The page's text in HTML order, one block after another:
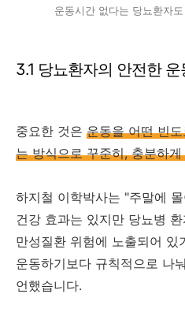
운동시간 없다는 당뇨환자
3.1 당뇨환자의 안전한 운
중요한 것은 운동을 어떤 빈
는 방식으로 꾸준히, 충분하
하지철 이학박사는 "주말에
건강 효과는 있지만 당뇨병
만성질환 위험에 노출되어
운동하기보다 규칙적으로 나
언했습니다.